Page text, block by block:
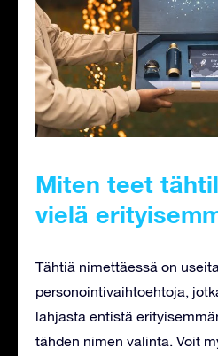
Miten teet
vielä
Tähtiä nimettäessä on useita
personointivaihtoehtoja,
lahjasta entistä
tähden nimen valinta. Voit